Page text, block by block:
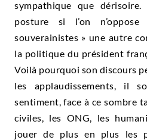
sympathique que dérisoire.
posture si l’on
souverainistes » une autre
la politique du président
Voilà pourquoi son discours
les applaudissements, il
sentiment, face à ce sombre
civiles, les ONG, les
jouer de plus en plus les